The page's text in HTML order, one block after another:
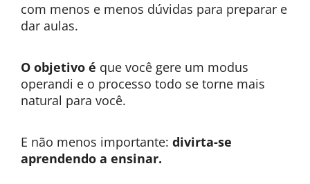
com menos e menos dúvidas para preparar e
dar aulas.
O objetivo é que você gere um modus
operandi e o processo todo se torne mais
natural para você.
E não menos importante: divirta-se
aprendendo a ensinar.